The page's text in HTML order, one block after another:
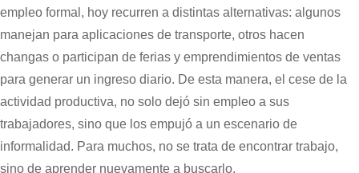
empleo formal, hoy recurren a distintas alternativas: algunos
manejan para aplicaciones de transporte, otros hacen
changas o participan de ferias y emprendimientos de ventas
para generar un ingreso diario. De esta manera, el cese de la
actividad productiva, no solo dejó sin empleo a sus
trabajadores, sino que los empujó a un escenario de
informalidad. Para muchos, no se trata de encontrar trabajo,
sino de aprender nuevamente a buscarlo.